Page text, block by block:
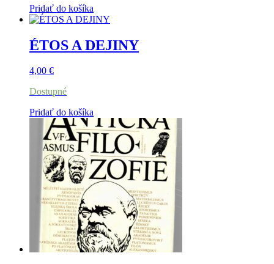
Pridať do košíka
ÉTOS A DEJINY
4,00 €
Dostupné
Pridať do košíka